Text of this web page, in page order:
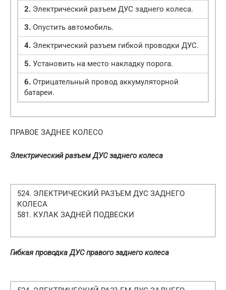
2. Электрический разъем ДУС заднего колеса.
3. Опустить автомобиль.
4. Электрический разъем гибкой проводки ДУС.
5. Установить на место накладку порога.
6. Отрицательный провод аккумуляторной
батареи.
ПРАВОЕ ЗАДНЕЕ КОЛЕСО
Электрический разъем ДУС заднего колеса
524. ЭЛЕКТРИЧЕСКИЙ РАЗЪЕМ ДУС ЗАДНЕГО
КОЛЕСА
581. КУЛАК ЗАДНЕЙ ПОДВЕСКИ
Гибкая проводка ДУС правого заднего колеса